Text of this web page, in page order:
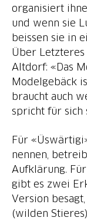
organisiert
und wenn sie
beissen sie in
Über Letzteres
Altdorf: «Das
Modelgebäck
braucht auch
spricht für sich
Für
nennen,
Aufklärung.
gibt es zwei
Version
(wilden